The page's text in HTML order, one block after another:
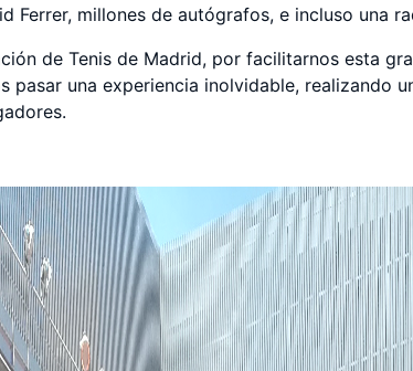
Ferrer, millones de autógrafos, e incluso una
de Tenis de Madrid, por facilitarnos esta
pasar una experiencia inolvidable, realizando